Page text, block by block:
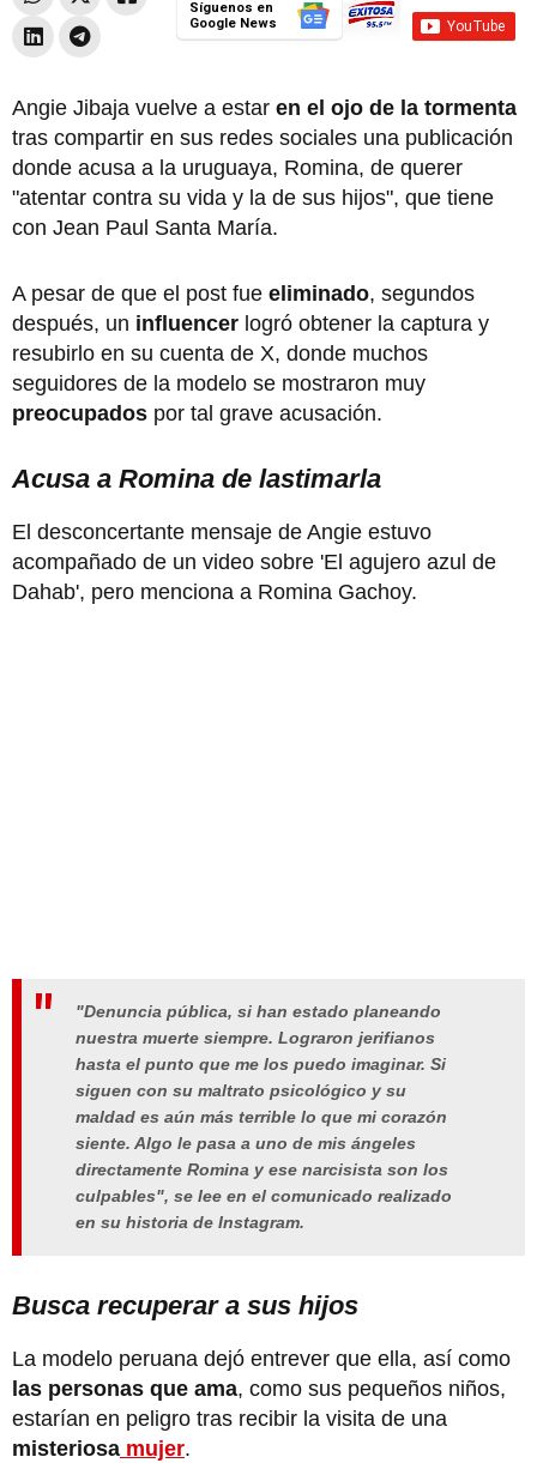
Síguenos en
Google News
Angie Jibaja vuelve a estar en el ojo de la tormenta
tras compartir en sus redes sociales una publicación
donde acusa a la uruguaya, Romina, de querer
"atentar contra su vida y la de sus hijos", que tiene
con Jean Paul Santa María.
A pesar de que el post fue eliminado, segundos
después, un influencer logró obtener la captura y
resubirlo en su cuenta de X, donde muchos
seguidores de la modelo se mostraron muy
preocupados por tal grave acusación.
Acusa a Romina de lastimarla
El desconcertante mensaje de Angie estuvo
acompañado de un video sobre 'El agujero azul de
Dahab', pero menciona a Romina Gachoy.
"Denuncia pública, si han estado planeando
nuestra muerte siempre. Lograron jerifianos
hasta el punto que me los puedo imaginar. Si
siguen con su maltrato psicológico y su
maldad es aún más terrible lo que mi corazón
siente. Algo le pasa a uno de mis ángeles
directamente Romina y ese narcisista son los
culpables", se lee en el comunicado realizado
en su historia de Instagram.
Busca recuperar a sus hijos
La modelo peruana dejó entrever que ella, así como
las personas que ama, como sus pequeños niños,
estarían en peligro tras recibir la visita de una
misteriosa mujer.